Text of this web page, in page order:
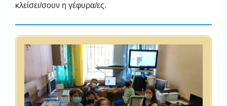
κλείσει/σουν η γέφυρα/ες.